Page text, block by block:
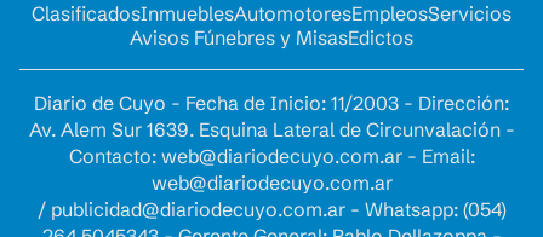
ClasificadosInmueblesAutomotoresEmpleosServicios
Avisos Fúnebres y MisasEdictos
Diario de Cuyo - Fecha de Inicio: 11/2003 - Dirección:
Av. Alem Sur 1639. Esquina Lateral de Circunvalación -
Contacto: web@diariodecuyo.com.ar- Email:
web@diariodecuyo.com.ar
/ publicidad@diariodecuyo.com.ar- Whatsapp: (054)